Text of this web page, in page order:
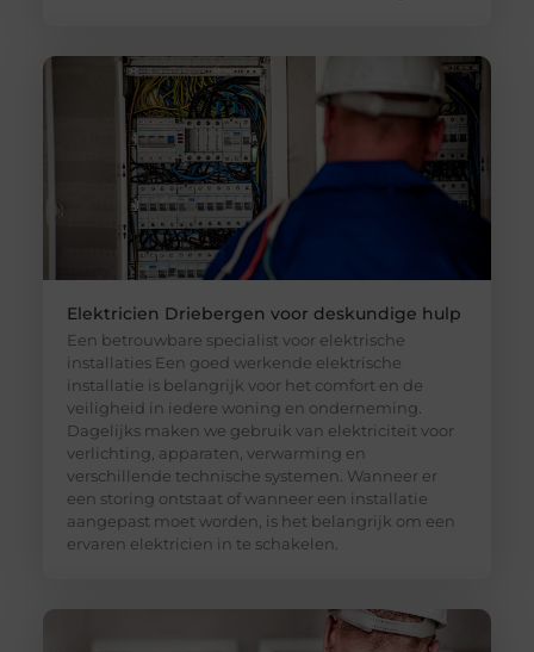
Elektricien Driebergen voor deskundige hulp
Een betrouwbare specialist voor elektrische
installaties Een goed werkende elektrische
installatie is belangrijk voor het comfort en de
veiligheid in iedere woning en onderneming.
Dagelijks maken we gebruik van elektriciteit voor
verlichting, apparaten, verwarming en
verschillende technische systemen. Wanneer er
een storing ontstaat of wanneer een installatie
aangepast moet worden, is het belangrijk om een
ervaren elektricien in te schakelen.